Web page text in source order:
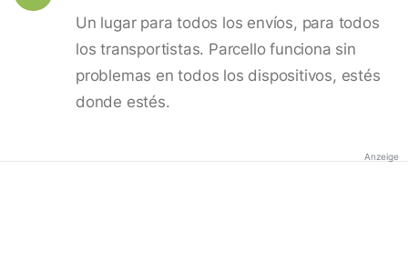
Un lugar para todos los envíos, para todos
los transportistas. Parcello funciona sin
problemas en todos los dispositivos, estés
donde estés.
Anzeige